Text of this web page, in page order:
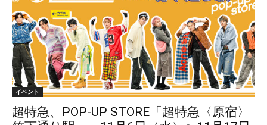
イベント
超特急、POP-UP STORE「超特急〈原宿〉